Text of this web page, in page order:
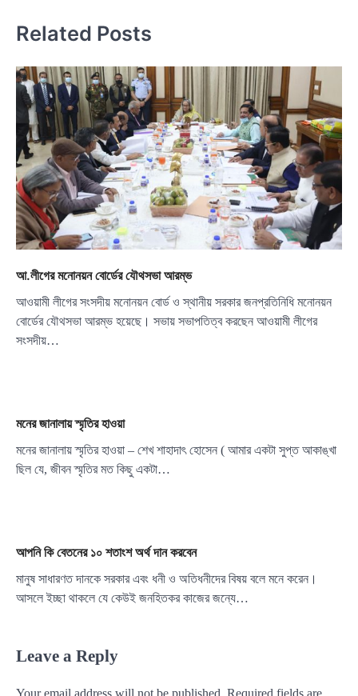
Related Posts
আ.লীগের মনোনয়ন বোর্ডের যৌথসভা আরম্ভ
আওয়ামী লীগের সংসদীয় মনোনয়ন বোর্ড ও স্থানীয় সরকার জনপ্রতিনিধি মনোনয়ন
বোর্ডের যৌথসভা আরম্ভ হয়েছে। সভায় সভাপতিত্ব করছেন আওয়ামী লীগের
সংসদীয়…
মনের জানালায় স্মৃতির হাওয়া
মনের জানালায় স্মৃতির হাওয়া – শেখ শাহাদাৎ হোসেন ( আমার একটা সুপ্ত আকাঙ্খা
ছিল যে, জীবন স্মৃতির মত কিছু একটা…
আপনি কি বেতনের ১০ শতাংশ অর্থ দান করবেন
মানুষ সাধারণত দানকে সরকার এবং ধনী ও অতিধনীদের বিষয় বলে মনে করেন।
আসলে ইচ্ছা থাকলে যে কেউই জনহিতকর কাজের জন্যে…
Leave a Reply
Your email address will not be published. Required fields are